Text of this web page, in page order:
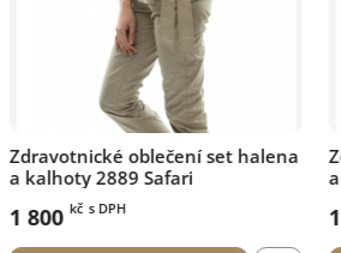
Zdravotnické oblečení set halena
a kalhoty 2889 Olive
1 800 kč s DPH